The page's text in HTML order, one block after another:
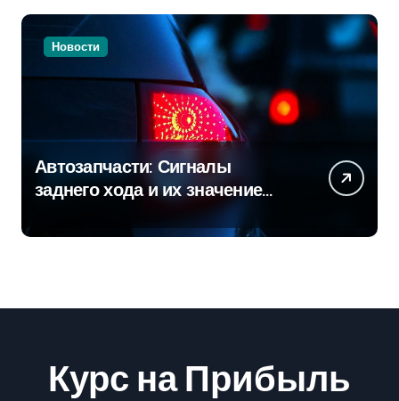
Новости
Автозапчасти: Сигналы
заднего хода и их значение
для безопасности на дороге
Курс на Прибыль